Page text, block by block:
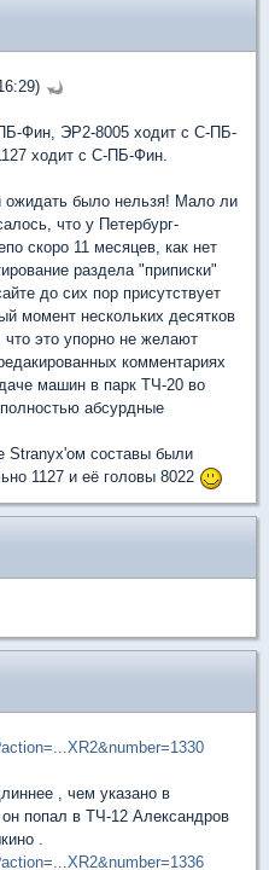
Фин, ЭР2-8005 ходит с С-ПБ-
ходит с С-ПБ-Фин.
ожидать было нельзя! Мало ли
что у Петербург-
скоро 11 месяцев, как нет
раздела "приписки"
до сих пор присутствует
момент нескольких десятков
это упорно не желают
комментариях
машин в парк ТЧ-20 во
абсурдные
Stranyx'ом составы были
1127 и её головы 8022
, чем указано в
попал в ТЧ-12 Александров
.